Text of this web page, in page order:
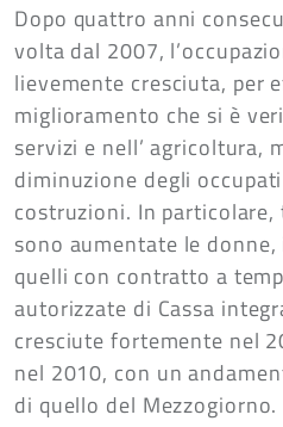
Dopo quattro anni
volta dal 2007,
lievemente cresciuta, per
miglioramento che si è
servizi e nell’ agricoltura,
diminuzione degli
costruzioni. In
sono aumentate le
quelli con contratto a
autorizzate di Cassa
cresciute fortemente nel
nel 2010, con un
di quello del